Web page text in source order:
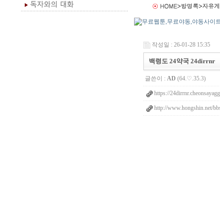
작성일 : 26-01-28 15:35
백령도 24약국 24dirrnr
글쓴이 : AD (64.♡.35.3)
https://
http://www.hongshin.net/